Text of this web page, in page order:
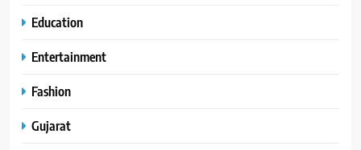
Education
Entertainment
Fashion
Gujarat